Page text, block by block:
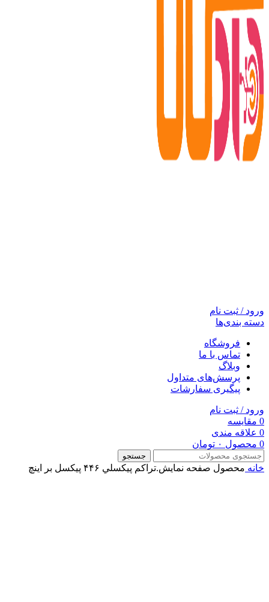
ورود / ثبت نام
دسته بندی‌ها
فروشگاه
تماس با ما
وبلاگ
پرسش‌های متداول
پیگیری سفارشات
ورود / ثبت نام
0 مقایسه
0 علاقه مندی
0 محصول ۰ تومان
جستجو
خانه محصول صفحه نمايش.تراکم پيکسلي ۴۴۶ پیکسل بر اینچ